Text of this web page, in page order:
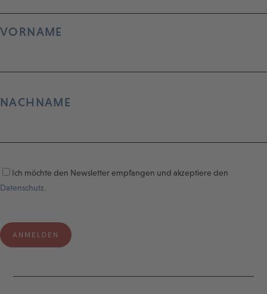
VORNAME
NACHNAME
Ich möchte den Newsletter empfangen und akzeptiere den
Datenschutz.